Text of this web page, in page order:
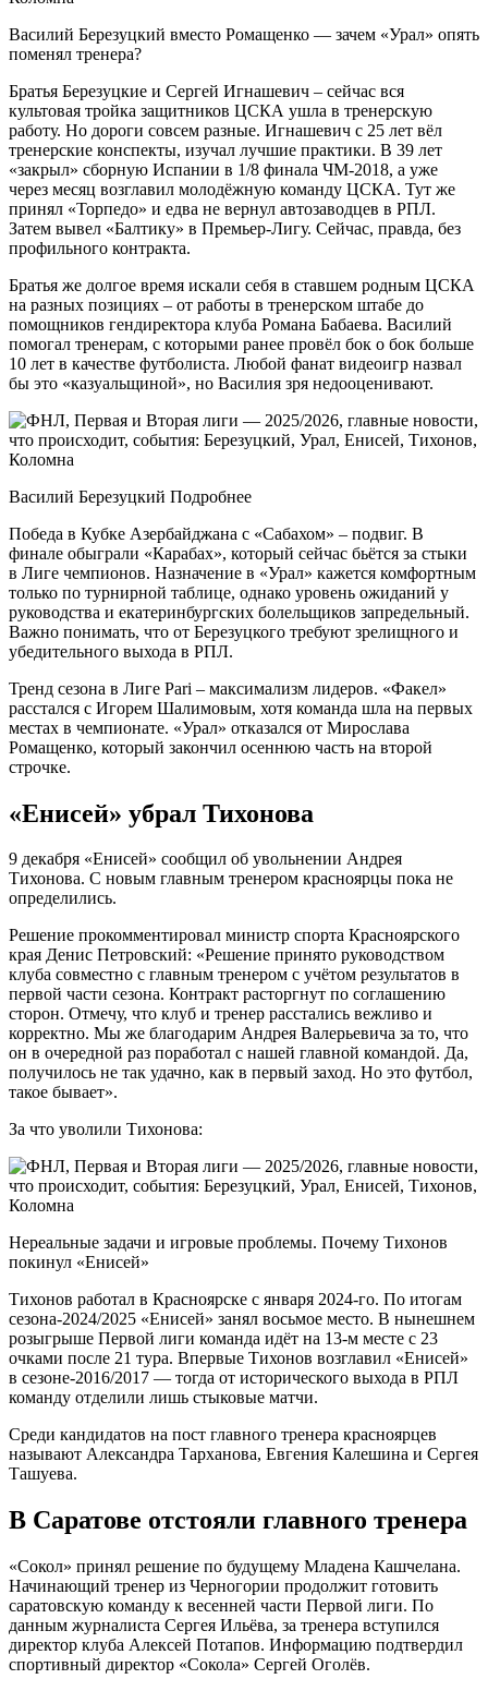
Василий Березуцкий вместо Ромащенко — зачем «Урал» опять
поменял тренера?
Братья Березуцкие и Сергей Игнашевич – сейчас вся
культовая тройка защитников ЦСКА ушла в тренерскую
работу. Но дороги совсем разные. Игнашевич с 25 лет вёл
тренерские конспекты, изучал лучшие практики. В 39 лет
«закрыл» сборную Испании в 1/8 финала ЧМ-2018, а уже
через месяц возглавил молодёжную команду ЦСКА. Тут же
принял «Торпедо» и едва не вернул автозаводцев в РПЛ.
Затем вывел «Балтику» в Премьер-Лигу. Сейчас, правда, без
профильного контракта.
Братья же долгое время искали себя в ставшем родным ЦСКА
на разных позициях – от работы в тренерском штабе до
помощников гендиректора клуба Романа Бабаева. Василий
помогал тренерам, с которыми ранее провёл бок о бок больше
10 лет в качестве футболиста. Любой фанат видеоигр назвал
бы это «казуальщиной», но Василия зря недооценивают.
Василий Березуцкий Подробнее
Победа в Кубке Азербайджана с «Сабахом» – подвиг. В
финале обыграли «Карабах», который сейчас бьётся за стыки
в Лиге чемпионов. Назначение в «Урал» кажется комфортным
только по турнирной таблице, однако уровень ожиданий у
руководства и екатеринбургских болельщиков запредельный.
Важно понимать, что от Березуцкого требуют зрелищного и
убедительного выхода в РПЛ.
Тренд сезона в Лиге Pari – максимализм лидеров. «Факел»
расстался с Игорем Шалимовым, хотя команда шла на первых
местах в чемпионате. «Урал» отказался от Мирослава
Ромащенко, который закончил осеннюю часть на второй
строчке.
«Енисей» убрал Тихонова
9 декабря «Енисей» сообщил об увольнении Андрея
Тихонова. С новым главным тренером красноярцы пока не
определились.
Решение прокомментировал министр спорта Красноярского
края Денис Петровский: «Решение принято руководством
клуба совместно с главным тренером с учётом результатов в
первой части сезона. Контракт расторгнут по соглашению
сторон. Отмечу, что клуб и тренер расстались вежливо и
корректно. Мы же благодарим Андрея Валерьевича за то, что
он в очередной раз поработал с нашей главной командой. Да,
получилось не так удачно, как в первый заход. Но это футбол,
такое бывает».
За что уволили Тихонова:
Нереальные задачи и игровые проблемы. Почему Тихонов
покинул «Енисей»
Тихонов работал в Красноярске с января 2024-го. По итогам
сезона-2024/2025 «Енисей» занял восьмое место. В нынешнем
розыгрыше Первой лиги команда идёт на 13-м месте с 23
очками после 21 тура. Впервые Тихонов возглавил «Енисей»
в сезоне-2016/2017 — тогда от исторического выхода в РПЛ
команду отделили лишь стыковые матчи.
Среди кандидатов на пост главного тренера красноярцев
называют Александра Тарханова, Евгения Калешина и Сергея
Ташуева.
В Саратове отстояли главного тренера
«Сокол» принял решение по будущему Младена Кашчелана.
Начинающий тренер из Черногории продолжит готовить
саратовскую команду к весенней части Первой лиги. По
данным журналиста Сергея Ильёва, за тренера вступился
директор клуба Алексей Потапов. Информацию подтвердил
спортивный директор «Сокола» Сергей Оголёв.